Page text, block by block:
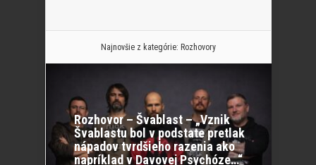
Najnovšie z kategórie: Rozhovory
Rozhovor – Švablast – „Vznik
Švablastu bol v podstate pretlak
nápadov tvrdšieho razenia ako
napríklad v Davovej Psychóze…“